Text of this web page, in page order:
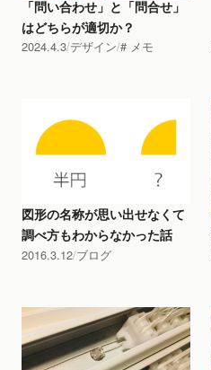
「問い合わせ」と「問合せ」
はどちらが適切か？
2024.4.3 デザイン メモ
図形の名称が思い出せなくて
調べ方もわからなかった話
2016.3.12 ブログ